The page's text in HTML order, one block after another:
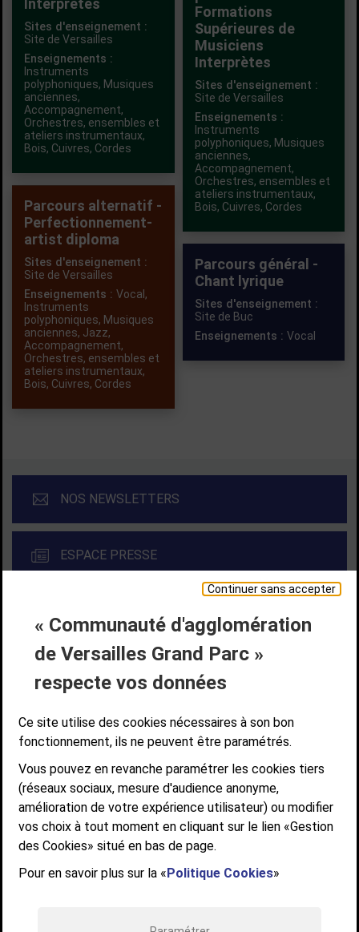
Continuer sans accepter
« Communauté d'agglomération
de Versailles Grand Parc »
respecte vos données
Ce site utilise des cookies nécessaires à son bon
fonctionnement, ils ne peuvent être paramétrés.
Vous pouvez en revanche paramétrer les cookies tiers
(réseaux sociaux, mesure d'audience anonyme,
amélioration de votre expérience utilisateur) ou modifier
vos choix à tout moment en cliquant sur le lien «Gestion
des Cookies» situé en bas de page.
Pour en savoir plus sur la «Politique Cookies»
Interprètes
Sites d'enseignement :
Site de Versailles
Enseignements :
Instruments
polyphoniques, Musiques
anciennes,
Accompagnement,
Orchestres, ensembles et
ateliers instrumentaux,
Bois, Cuivres, Cordes
Formations
Supérieures de
Musiciens
Interprètes
Sites d'enseignement :
Site de Versailles
Enseignements :
Instruments
polyphoniques, Musiques
anciennes,
Accompagnement,
Orchestres, ensembles et
ateliers instrumentaux,
Bois, Cuivres, Cordes
Parcours alternatif -
Perfectionnement-
artist diploma
Sites d'enseignement :
Site de Versailles
Enseignements : Vocal ,
Instruments
polyphoniques, Musiques
anciennes, Jazz,
Accompagnement,
Orchestres, ensembles et
ateliers instrumentaux,
Bois, Cuivres, Cordes
Parcours général -
Chant lyrique
Sites d'enseignement :
Site de Buc
Enseignements : Vocal
NOS NEWSLETTERS
ESPACE PRESSE
Liens bas de page
CONTACT MENTIONS LÉGALES
PLAN DE SITE
ACCESSIBILITÉ NUMÉRIQUE
GESTION DES COOKIES
Suivez-nous
SUIVEZ-NOUS SUR
Communauté d'agglomération de Versailles
Grand Parc
6, AVENUE DE PARIS - CS 10922 - 78009 VERSAILLES CEDEX
STANDARD : 01 39 66 30 00 - OUVERT DU LUNDI AU VENDREDI DE 9H À